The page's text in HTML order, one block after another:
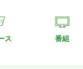
ス 番組